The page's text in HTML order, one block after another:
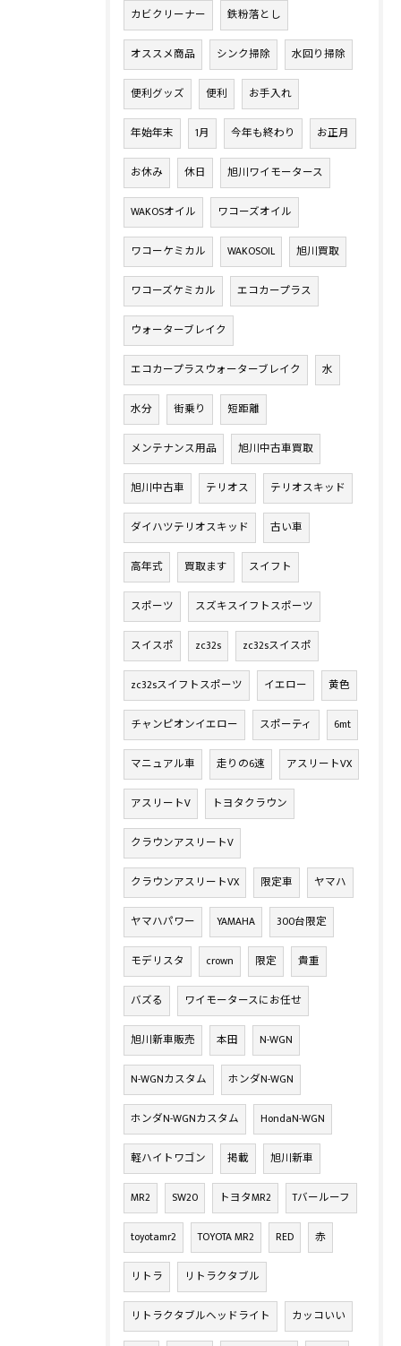
カビクリーナー 鉄粉落とし
オススメ商品 シンク掃除 水回り掃除
便利グッズ 便利 お手入れ
年始年末 1月 今年も終わり お正月
お休み 休日 旭川ワイモータース
WAKOSオイル ワコーズオイル
ワコーケミカル WAKOSOIL 旭川買取
ワコーズケミカル エコカープラス
ウォーターブレイク
エコカープラスウォーターブレイク 水
水分 街乗り 短距離
メンテナンス用品 旭川中古車買取
旭川中古車 テリオス テリオスキッド
ダイハツテリオスキッド 古い車
高年式 買取ます スイフト
スポーツ スズキスイフトスポーツ
スイスポ zc32s zc32sスイスポ
zc32sスイフトスポーツ イエロー 黄色
チャンピオンイエロー スポーティ 6mt
マニュアル車 走りの6速 アスリートVX
アスリートV トヨタクラウン
クラウンアスリートV
クラウンアスリートVX 限定車 ヤマハ
ヤマハパワー YAMAHA 300台限定
モデリスタ crown 限定 貴重
バズる ワイモータースにお任せ
旭川新車販売 本田 N-WGN
N-WGNカスタム ホンダN-WGN
ホンダN-WGNカスタム HondaN-WGN
軽ハイトワゴン 掲載 旭川新車
MR2 SW20 トヨタMR2 Tバールーフ
toyotamr2 TOYOTA MR2 RED 赤
リトラ リトラクタブル
リトラクタブルヘッドライト カッコいい